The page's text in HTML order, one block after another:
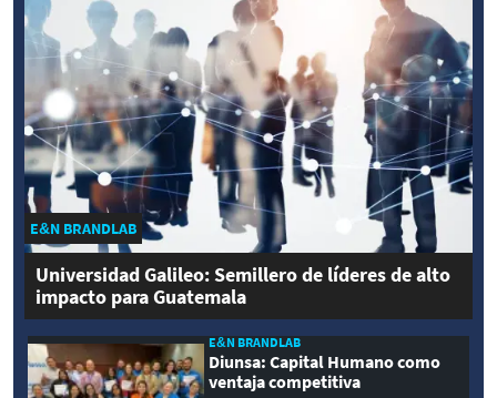
E&N BRANDLAB
Universidad Galileo: Semillero de líderes de alto
impacto para Guatemala
E&N BRANDLAB
Diunsa: Capital Humano como
ventaja competitiva